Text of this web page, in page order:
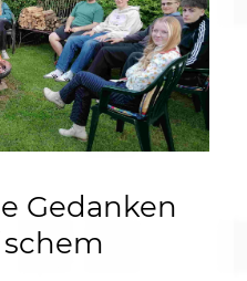
Gedanken